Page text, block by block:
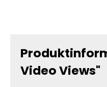
Video Views"